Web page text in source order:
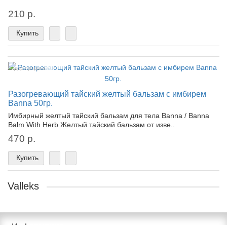
210 р.
Купить
Лидер продаж!
Разогревающий тайский желтый бальзам с имбирем
Banna 50гр.
Имбирный желтый тайский бальзам для тела Banna / Banna
Balm With Herb Желтый тайский бальзам от изве..
470 р.
Купить
Valleks